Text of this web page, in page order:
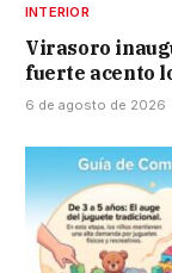
INTERIOR
Virasoro
fuerte acento
6 de agosto de 2026